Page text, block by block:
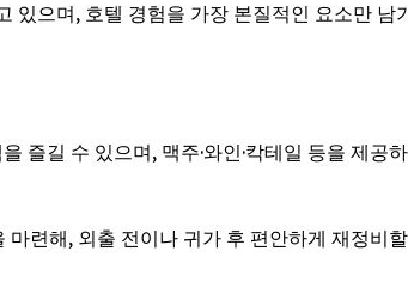
으며, 호텔 경험을 가장 본질적인 요소만 남
길 수 있으며, 맥주·와인·칵테일 등을 제공
련해, 외출 전이나 귀가 후 편안하게 재정비